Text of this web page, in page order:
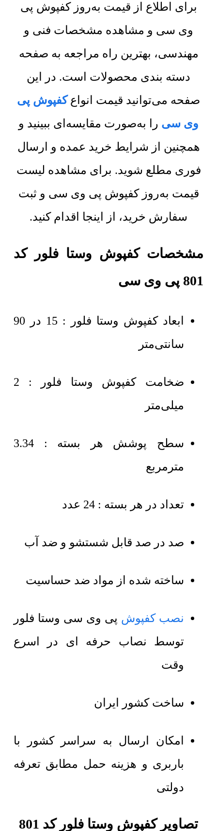
برای اطلاع از قیمت به‌روز کفپوش پی
وی سی و مشاهده مشخصات فنی و
مهندسی، بهترین راه مراجعه به صفحه
دسته بندی محصولات است. در این
صفحه می‌توانید قیمت انواعکفپوش پی
وی سی را به‌صورت مقایسه‌ای ببینید و
همچنین از شرایط خرید عمده و ارسال
فوری مطلع شوید. برای مشاهده لیست
قیمت به‌روز کفپوش پی وی سی و ثبت
سفارش خرید، از اینجا اقدام کنید.
مشخصات کفپوش وستا فلور کد
801 پی وی سی
ابعاد کفپوش وستا فلور : 15 در 90
سانتی‌متر
ضخامت کفپوش وستا فلور : 2
میلی‌متر
سطح پوشش هر بسته : 3.34
مترمربع
تعداد در هر بسته : 24 عدد
صد در صد قابل شستشو و ضد آب
ساخته شده از مواد ضد حساسیت
نصب کفپوش پی وی سی وستا فلور
توسط نصاب حرفه ای در اسرع
وقت
ساخت کشور ایران
امکان ارسال به سراسر کشور با
باربری و هزینه حمل مطابق تعرفه
دولتی
تصاویر کفپوش وستا فلور کد 801